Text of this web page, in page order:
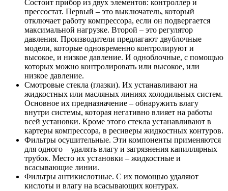
Состоит прибор из двух элементов: контроллер и
прессостат. Первый – это выключатель, который
отключает работу компрессора, если он подвергается
максимальной нагрузке. Второй – это регулятор
давления. Производители предлагают двублочные
модели, которые одновременно контролируют и
высокое, и низкое давление. И одноблочные, с помощью
которых можно контролировать или высокое, или
низкое давление.
Смотровые стекла (глазки). Их устанавливают на
жидкостных или масляных линиях холодильных систем.
Основное их предназначение – обнаружить влагу
внутри системы, которая негативно влияет на работы
всей установки. Кроме этого стекла устанавливают в
картеры компрессора, в ресиверы жидкостных контуров.
Фильтры осушительные. Эти компоненты применяются
для одного – удалять влагу и загрязнения капиллярных
трубок. Место их установки – жидкостные и
всасывающие линии.
Фильтры антикислотные. С их помощью удаляют
кислоты и влагу на всасывающих контурах.